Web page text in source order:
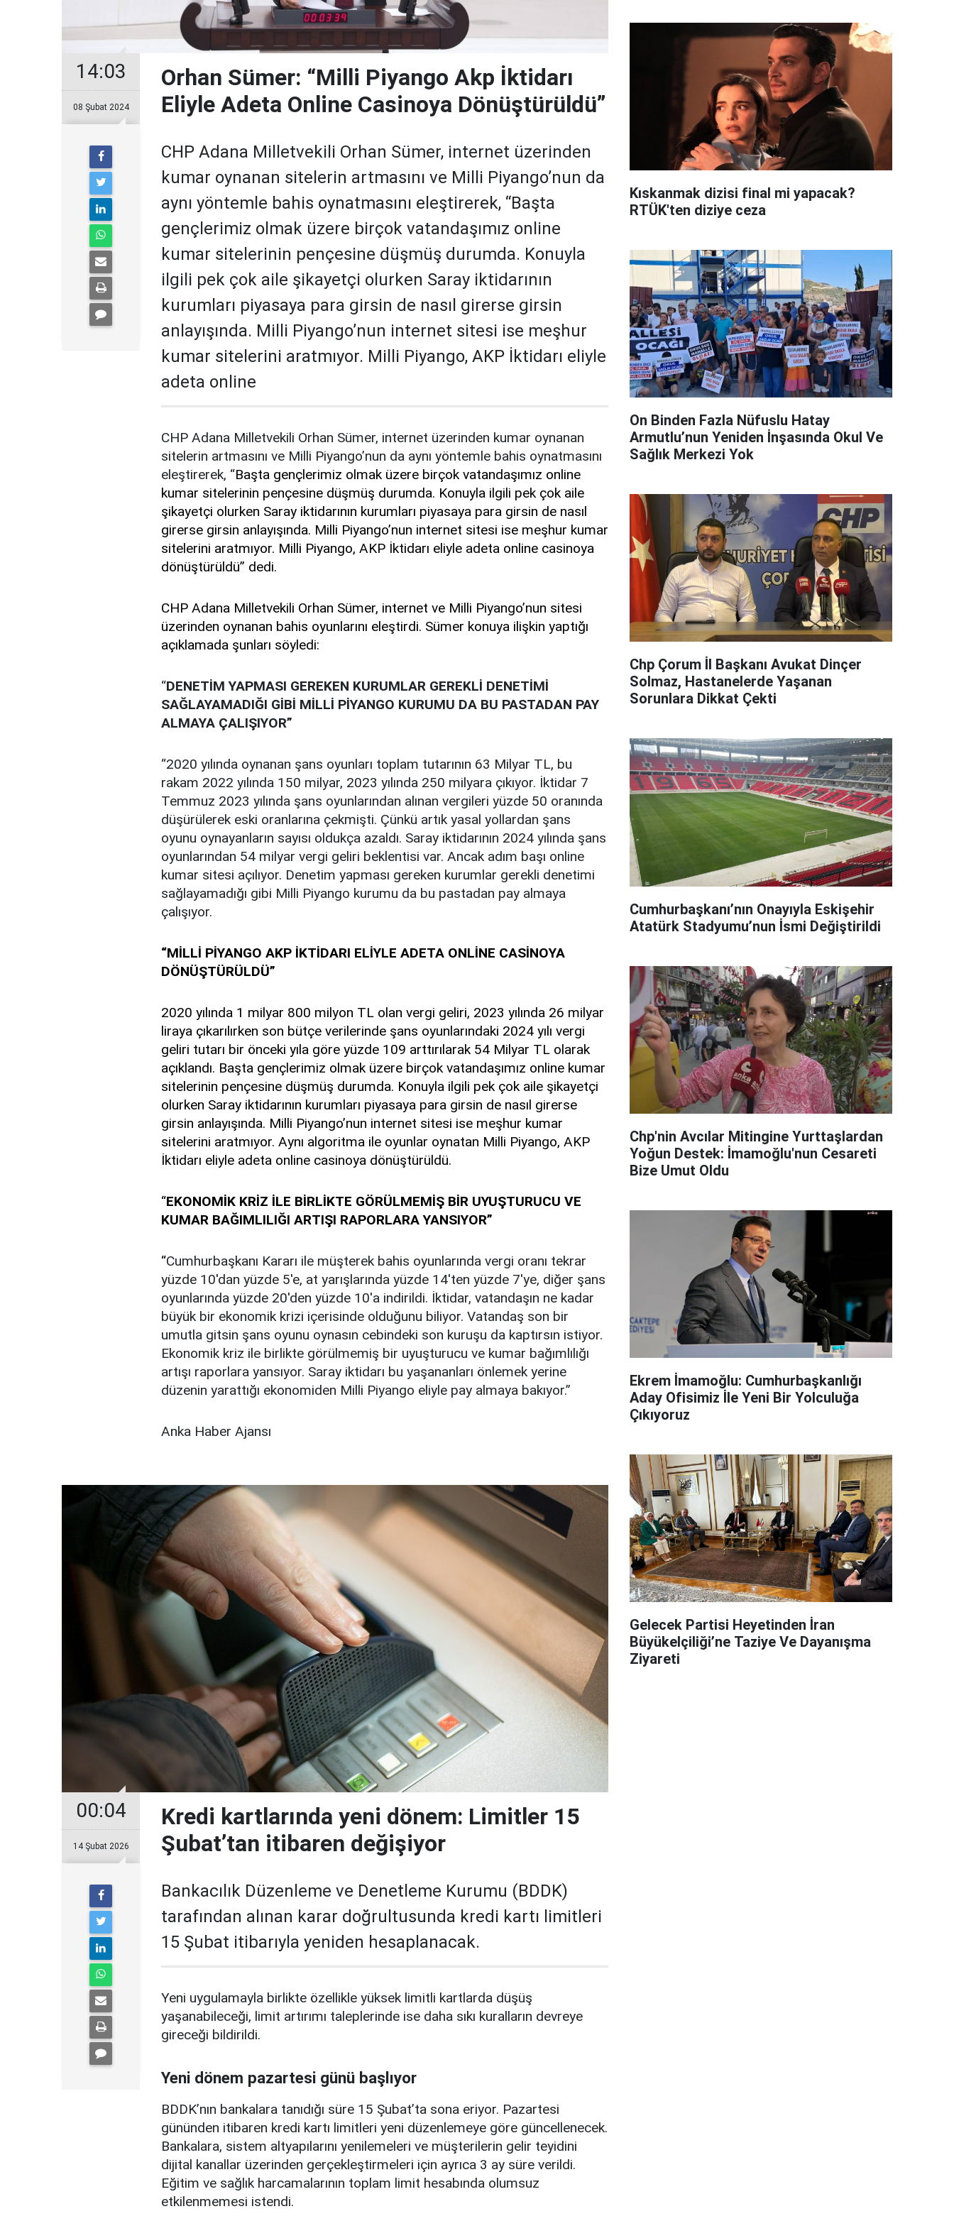
14:03
08 Şubat 2024
Orhan Sümer: “Milli Piyango Akp İktidarı
Eliyle Adeta Online Casinoya Dönüştürüldü”
CHP Adana Milletvekili Orhan Sümer, internet üzerinden
kumar oynanan sitelerin artmasını ve Milli Piyango’nun da
aynı yöntemle bahis oynatmasını eleştirerek, “Başta
gençlerimiz olmak üzere birçok vatandaşımız online
kumar sitelerinin pençesine düşmüş durumda. Konuyla
ilgili pek çok aile şikayetçi olurken Saray iktidarının
kurumları piyasaya para girsin de nasıl girerse girsin
anlayışında. Milli Piyango’nun internet sitesi ise meşhur
kumar sitelerini aratmıyor. Milli Piyango, AKP İktidarı eliyle
adeta online
CHP Adana Milletvekili Orhan Sümer, internet üzerinden kumar oynanan
sitelerin artmasını ve Milli Piyango’nun da aynı yöntemle bahis oynatmasını
eleştirerek, “Başta gençlerimiz olmak üzere birçok vatandaşımız online
kumar sitelerinin pençesine düşmüş durumda. Konuyla ilgili pek çok aile
şikayetçi olurken Saray iktidarının kurumları piyasaya para girsin de nasıl
girerse girsin anlayışında. Milli Piyango’nun internet sitesi ise meşhur kumar
sitelerini aratmıyor. Milli Piyango, AKP İktidarı eliyle adeta online casinoya
dönüştürüldü” dedi.
CHP Adana Milletvekili Orhan Sümer, internet ve Milli Piyango’nun sitesi
üzerinden oynanan bahis oyunlarını eleştirdi. Sümer konuya ilişkin yaptığı
açıklamada şunları söyledi:
“DENETİM YAPMASI GEREKEN KURUMLAR GEREKLİ DENETİMİ
SAĞLAYAMADIĞI GİBİ MİLLİ PİYANGO KURUMU DA BU PASTADAN PAY
ALMAYA ÇALIŞIYOR”
“2020 yılında oynanan şans oyunları toplam tutarının 63 Milyar TL, bu
rakam 2022 yılında 150 milyar, 2023 yılında 250 milyara çıkıyor. İktidar 7
Temmuz 2023 yılında şans oyunlarından alınan vergileri yüzde 50 oranında
düşürülerek eski oranlarına çekmişti. Çünkü artık yasal yollardan şans
oyunu oynayanların sayısı oldukça azaldı. Saray iktidarının 2024 yılında şans
oyunlarından 54 milyar vergi geliri beklentisi var. Ancak adım başı online
kumar sitesi açılıyor. Denetim yapması gereken kurumlar gerekli denetimi
sağlayamadığı gibi Milli Piyango kurumu da bu pastadan pay almaya
çalışıyor.
“MİLLİ PİYANGO AKP İKTİDARI ELİYLE ADETA ONLİNE CASİNOYA
DÖNÜŞTÜRÜLDÜ”
2020 yılında 1 milyar 800 milyon TL olan vergi geliri, 2023 yılında 26 milyar
liraya çıkarılırken son bütçe verilerinde şans oyunlarındaki 2024 yılı vergi
geliri tutarı bir önceki yıla göre yüzde 109 arttırılarak 54 Milyar TL olarak
açıklandı. Başta gençlerimiz olmak üzere birçok vatandaşımız online kumar
sitelerinin pençesine düşmüş durumda. Konuyla ilgili pek çok aile şikayetçi
olurken Saray iktidarının kurumları piyasaya para girsin de nasıl girerse
girsin anlayışında. Milli Piyango’nun internet sitesi ise meşhur kumar
sitelerini aratmıyor. Aynı algoritma ile oyunlar oynatan Milli Piyango, AKP
İktidarı eliyle adeta online casinoya dönüştürüldü.
“EKONOMİK KRİZ İLE BİRLİKTE GÖRÜLMEMİŞ BİR UYUŞTURUCU VE
KUMAR BAĞIMLILIĞI ARTIŞI RAPORLARA YANSIYOR”
“Cumhurbaşkanı Kararı ile müşterek bahis oyunlarında vergi oranı tekrar
yüzde 10'dan yüzde 5'e, at yarışlarında yüzde 14'ten yüzde 7'ye, diğer şans
oyunlarında yüzde 20'den yüzde 10'a indirildi. İktidar, vatandaşın ne kadar
büyük bir ekonomik krizi içerisinde olduğunu biliyor. Vatandaş son bir
umutla gitsin şans oyunu oynasın cebindeki son kuruşu da kaptırsın istiyor.
Ekonomik kriz ile birlikte görülmemiş bir uyuşturucu ve kumar bağımlılığı
artışı raporlara yansıyor. Saray iktidarı bu yaşananları önlemek yerine
düzenin yarattığı ekonomiden Milli Piyango eliyle pay almaya bakıyor.”
Anka Haber Ajansı
00:04
14 Şubat 2026
Kredi kartlarında yeni dönem: Limitler 15
Şubat’tan itibaren değişiyor
Bankacılık Düzenleme ve Denetleme Kurumu (BDDK)
tarafından alınan karar doğrultusunda kredi kartı limitleri
15 Şubat itibarıyla yeniden hesaplanacak.
Yeni uygulamayla birlikte özellikle yüksek limitli kartlarda düşüş
yaşanabileceği, limit artırımı taleplerinde ise daha sıkı kuralların devreye
gireceği bildirildi.
Yeni dönem pazartesi günü başlıyor
BDDK’nın bankalara tanıdığı süre 15 Şubat’ta sona eriyor. Pazartesi
gününden itibaren kredi kartı limitleri yeni düzenlemeye göre güncellenecek.
Bankalara, sistem altyapılarını yenilemeleri ve müşterilerin gelir teyidini
dijital kanallar üzerinden gerçekleştirmeleri için ayrıca 3 ay süre verildi.
Eğitim ve sağlık harcamalarının toplam limit hesabında olumsuz
etkilenmemesi istendi.
Kıskanmak dizisi final mi yapacak?
RTÜK'ten diziye ceza
On Binden Fazla Nüfuslu Hatay
Armutlu’nun Yeniden İnşasında Okul Ve
Sağlık Merkezi Yok
Chp Çorum İl Başkanı Avukat Dinçer
Solmaz, Hastanelerde Yaşanan
Sorunlara Dikkat Çekti
Cumhurbaşkanı’nın Onayıyla Eskişehir
Atatürk Stadyumu’nun İsmi Değiştirildi
Chp'nin Avcılar Mitingine Yurttaşlardan
Yoğun Destek: İmamoğlu'nun Cesareti
Bize Umut Oldu
Ekrem İmamoğlu: Cumhurbaşkanlığı
Aday Ofisimiz İle Yeni Bir Yolculuğa
Çıkıyoruz
Gelecek Partisi Heyetinden İran
Büyükelçiliği’ne Taziye Ve Dayanışma
Ziyareti